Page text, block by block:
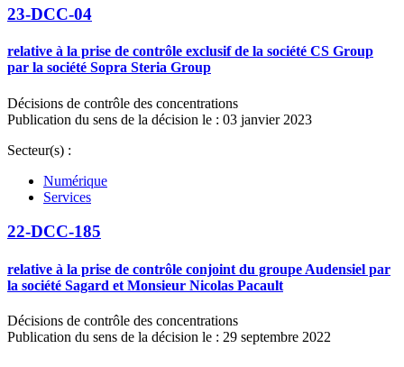
23-DCC-04
relative à la prise de contrôle exclusif de la société CS Group
par la société Sopra Steria Group
Décisions de contrôle des concentrations
Publication du sens de la décision le : 03 janvier 2023
Secteur(s) :
Numérique
Services
22-DCC-185
relative à la prise de contrôle conjoint du groupe Audensiel par
la société Sagard et Monsieur Nicolas Pacault
Décisions de contrôle des concentrations
Publication du sens de la décision le : 29 septembre 2022